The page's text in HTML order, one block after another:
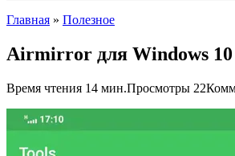
Главная » Полезное
Airmirror для Windows 10
Время чтения 14 мин.Просмотры 22